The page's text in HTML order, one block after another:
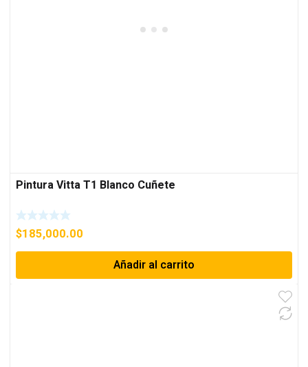
Pintura Vitta T1 Blanco Cuñete
$185,000.00
Añadir al carrito